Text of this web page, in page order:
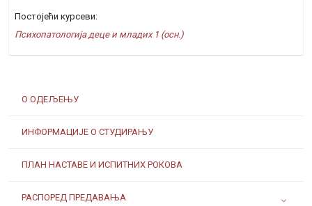
О ОДЕЉЕЊУ
ИНФОРМАЦИЈЕ О СТУДИРАЊУ
ПЛАН НАСТАВЕ И ИСПИТНИХ РОКОВА
РАСПОРЕД ПРЕДАВАЊА
Постојећи курсеви:
Психопатологија деце и младих 1 (осн.)